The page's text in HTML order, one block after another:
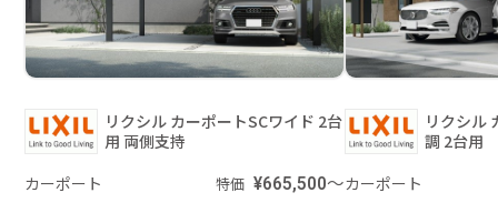
リクシル カーポートSCワイド 2台
用 両側支持
カーポート
特価 ¥665,500～
リクシル
調 2台用
カーポート